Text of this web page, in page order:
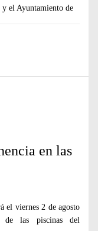
el Ayuntamiento de
en las
el viernes 2 de agosto
las piscinas del